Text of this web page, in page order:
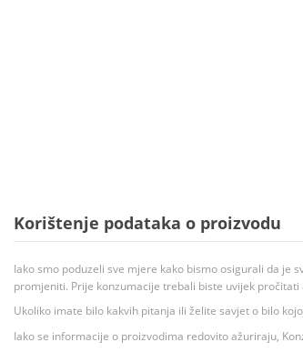
Korištenje podataka o proizvodu
Iako smo poduzeli sve mjere kako bismo osigurali da je
promjeniti. Prije konzumacije trebali biste uvijek
Ukoliko imate bilo kakvih pitanja ili želite savjet o bilo
Iako se informacije o proizvodima redovito ažuriraju,